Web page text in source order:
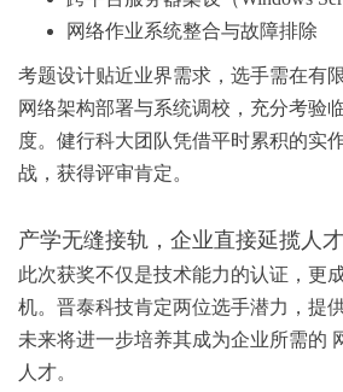
网络作业系统整合与故障排除
考题设计贴近业界需求，选手需在有
网络架构部署与系统调校 ，充分考验
度。健行科大团队凭借平时累积的实
战，获得评审肯定。
产学无缝接轨，企业直接延揽人才
此次获奖不仅是技术能力的认证，更
机。晋泰科技肯定两位选手潜力，提
未来将进一步培养其成为企业所需的
人才。